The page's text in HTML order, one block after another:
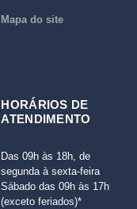
Mapa do site
HORÁRIOS DE
ATENDIMENTO
Das 09h às 18h, de
segunda à sexta-feira
Sábado das 09h às 17h
(exceto feriados)*